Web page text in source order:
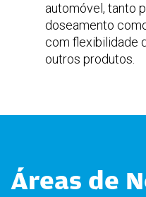
automóvel, tanto
doseamento
com flexibilidade
outros produtos.
Áreas de